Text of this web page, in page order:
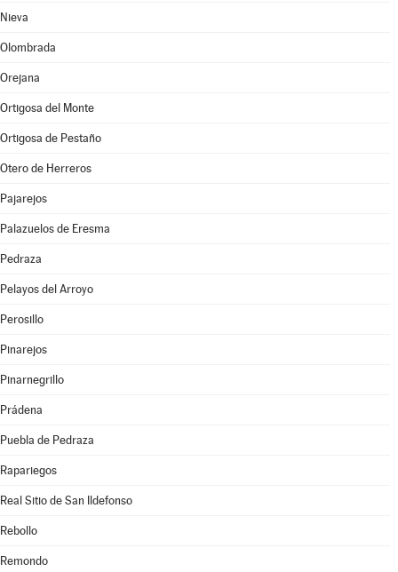
Nieva
Olombrada
Orejana
Ortigosa del Monte
Ortigosa de Pestaño
Otero de Herreros
Pajarejos
Palazuelos de Eresma
Pedraza
Pelayos del Arroyo
Perosillo
Pinarejos
Pinarnegrillo
Prádena
Puebla de Pedraza
Rapariegos
Real Sitio de San Ildefonso
Rebollo
Remondo